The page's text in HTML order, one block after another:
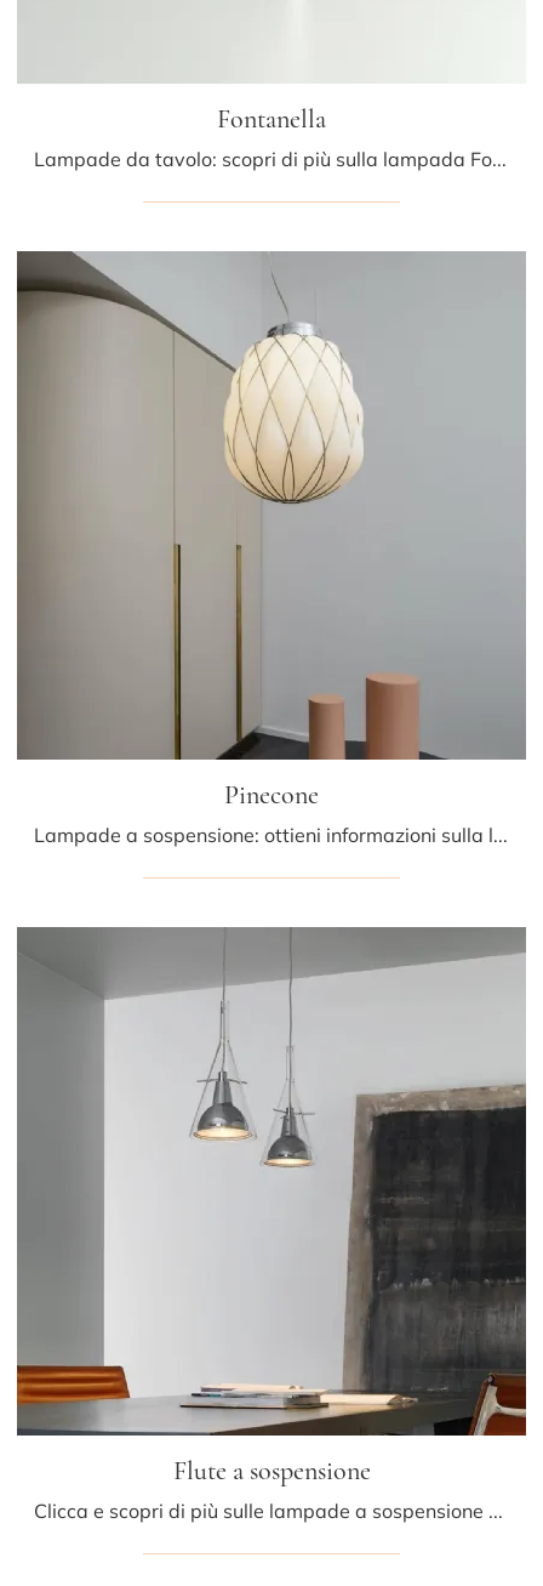
Fontanella
Lampade da tavolo: scopri di più sulla lampada Fontanella in vetro che ti consigliamo.
Pinecone
Lampade a sospensione: ottieni informazioni sulla lampada Pinecone in vetro che ti consigliamo.
Flute a sospensione
Clicca e scopri di più sulle lampade a sospensione di Fontana Arte: il modello Flute a sospensione in vetro ti attende!